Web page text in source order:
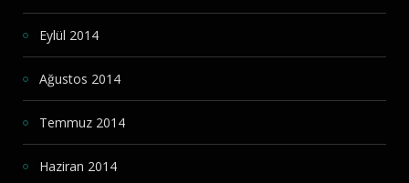
Eylül 2014
Ağustos 2014
Temmuz 2014
Haziran 2014